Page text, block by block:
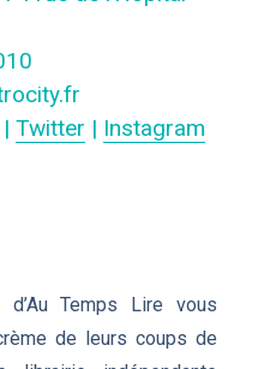
|Twitter | Instagram
Temps Lire vous
de leurs coups de